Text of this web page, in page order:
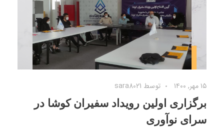
۱۵ مهر, ۱۴۰۰ توسط sara8021
برگزاری اولین رویداد سفیران کوشا در
سرای نوآوری